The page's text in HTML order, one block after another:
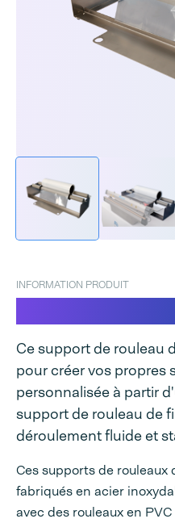
INFORMATION PRODUIT
Ce support de rouleau
pour créer vos propres
personnalisée à partir
support de rouleau de
déroulement fluide et
Ces supports de rouleaux
fabriqués en acier
avec des rouleaux en